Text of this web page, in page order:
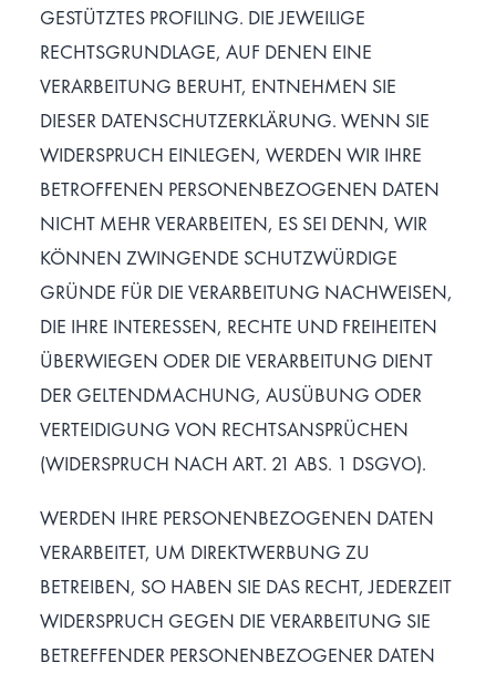
GESTÜTZTES PROFILING. DIE JEWEILIGE
RECHTSGRUNDLAGE, AUF DENEN EINE
VERARBEITUNG BERUHT, ENTNEHMEN SIE
DIESER DATENSCHUTZERKLÄRUNG. WENN SIE
WIDERSPRUCH EINLEGEN, WERDEN WIR IHRE
BETROFFENEN PERSONENBEZOGENEN DATEN
NICHT MEHR VERARBEITEN, ES SEI DENN, WIR
KÖNNEN ZWINGENDE SCHUTZWÜRDIGE
GRÜNDE FÜR DIE VERARBEITUNG NACHWEISEN,
DIE IHRE INTERESSEN, RECHTE UND FREIHEITEN
ÜBERWIEGEN ODER DIE VERARBEITUNG DIENT
DER GELTENDMACHUNG, AUSÜBUNG ODER
VERTEIDIGUNG VON RECHTSANSPRÜCHEN
(WIDERSPRUCH NACH ART. 21 ABS. 1 DSGVO).
WERDEN IHRE PERSONENBEZOGENEN DATEN
VERARBEITET, UM DIREKTWERBUNG ZU
BETREIBEN, SO HABEN SIE DAS RECHT, JEDERZEIT
WIDERSPRUCH GEGEN DIE VERARBEITUNG SIE
BETREFFENDER PERSONENBEZOGENER DATEN